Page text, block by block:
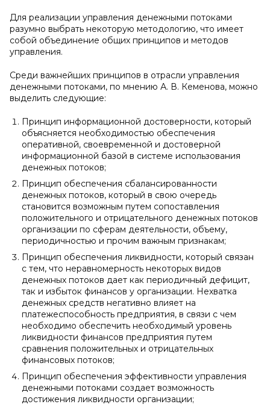
Для реализации управления денежными потоками
разумно выбрать некоторую методологию, что имеет
собой объединение общих принципов и методов
управления.
Среди важнейших принципов в отрасли управления
денежными потоками, по мнению А. В. Кеменова, можно
выделить следующие:
Принцип информационной достоверности, который
объясняется необходимостью обеспечения
оперативной, своевременной и достоверной
информационной базой в системе использования
денежных потоков;
Принцип обеспечения сбалансированности
денежных потоков, который в свою очередь
становится возможным путем сопоставления
положительного и отрицательного денежных потоков
организации по сферам деятельности, объему,
периодичностью и прочим важным признакам;
Принцип обеспечения ликвидности, который связан
с тем, что неравномерность некоторых видов
денежных потоков дает как периодичный дефицит,
так и избыток финансов у организации. Нехватка
денежных средств негативно влияет на
платежеспособность предприятия, в связи с чем
необходимо обеспечить необходимый уровень
ликвидности финансов предприятия путем
сравнения положительных и отрицательных
финансовых потоков;
Принцип обеспечения эффективности управления
денежными потоками создает возможность
достижения ликвидности организации;